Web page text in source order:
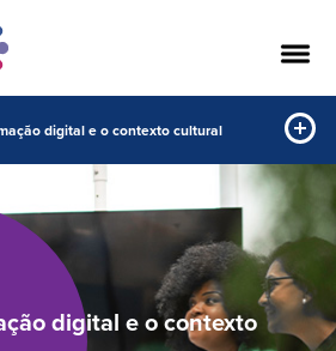
digital e o contexto cultural
digital e o contexto